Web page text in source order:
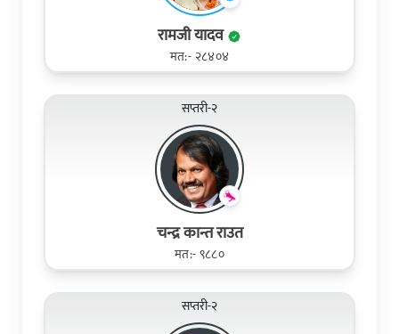
रामजी यादव
मत:- २८४०४
सप्तरी-२
चन्द्र कान्त राउत
मत:- ९८८०
सप्तरी-२